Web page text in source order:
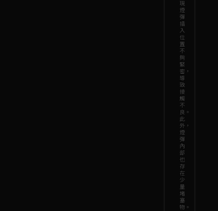
現
煙
彈
插
入
位
置
不
夠
緊
密，
導
致
接
觸
不
良。
此
外，
煙
彈
內
部
也
存
在
少
量
堵
塞
物。